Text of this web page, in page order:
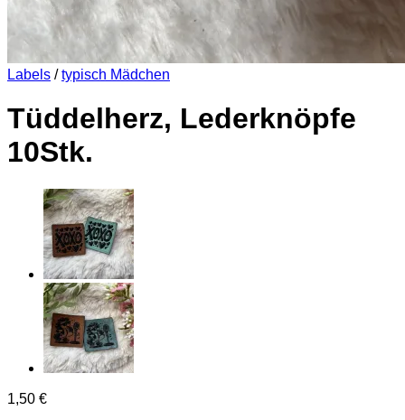
Labels / typisch Mädchen
Tüddelherz, Lederknöpfe
10Stk.
1,50 €